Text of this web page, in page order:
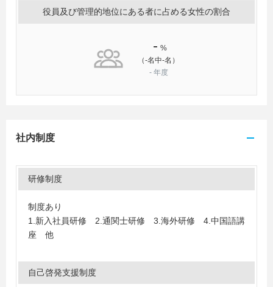
役員及び管理的地位にある者に占める女性の割合
- %
（-名中-名）
- 年度
社内制度
研修制度
制度あり
1.新入社員研修 2.通関士研修 3.海外研修 4.中国語講
座 他
自己啓発支援制度